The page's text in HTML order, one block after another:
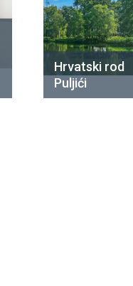
Hrvatski rod
Puljići